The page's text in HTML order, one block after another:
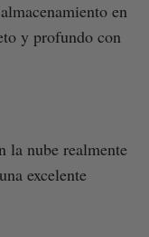
en
y profundo con
la nube realmente
excelente